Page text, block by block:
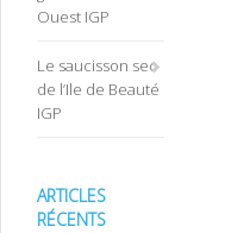
Ouest IGP
Le saucisson sec
de l’Ile de Beauté
IGP
ARTICLES
RÉCENTS